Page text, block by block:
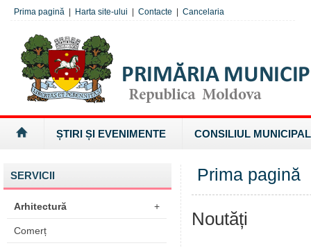
Prima pagină Harta site-ului Contacte Cancelaria
ȘTIRI ȘI EVENIMENTE CONSILIUL MUNICIPAL
SERVICII
Arhitectură +
Comerț
Prima pagină
Noutăți